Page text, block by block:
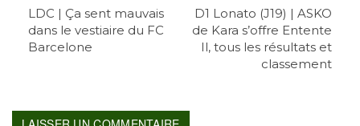
LDC | Ça sent mauvais
dans le vestiaire du FC
Barcelone
D1 Lonato (J19) | ASKO
de Kara s’offre Entente
Il, tous les résultats et
classement